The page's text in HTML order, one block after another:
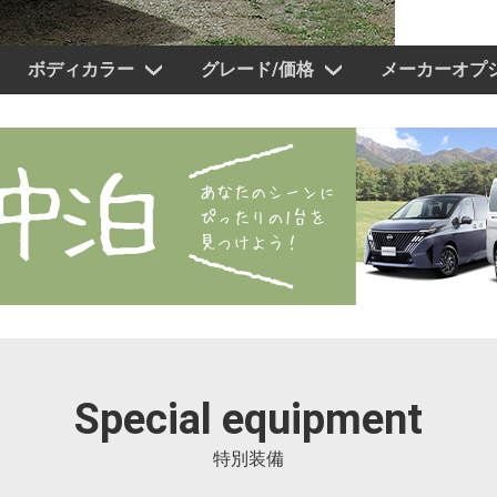
ボディカラー グレード/価格 メーカーオプ
Special equipment
特別装備